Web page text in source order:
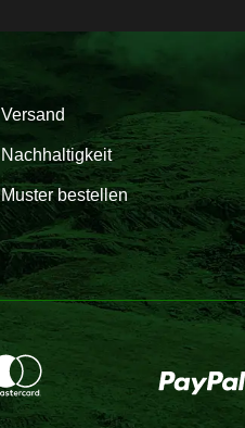
Versand
Nachhaltigkeit
Muster bestellen